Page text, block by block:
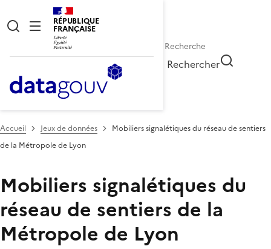
RÉPUBLIQUE
FRANÇAISE
Rechercher
Accueil Jeux de données
Mobiliers signalétiques du réseau de sentiers
de la Métropole de Lyon
Mobiliers signalétiques du
réseau de sentiers de la
Métropole de Lyon